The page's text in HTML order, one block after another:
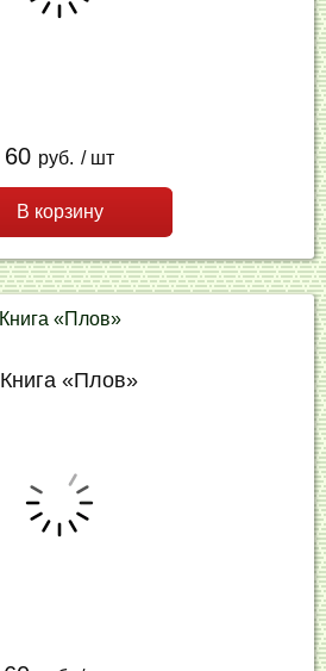
60 руб. / шт
В корзину
Книга «Плов»